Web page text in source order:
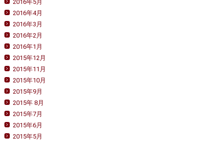
2016年5月
2016年4月
2016年3月
2016年2月
2016年1月
2015年12月
2015年11月
2015年10月
2015年9月
2015年 8月
2015年7月
2015年6月
2015年5月